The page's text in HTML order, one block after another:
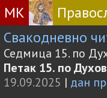
МК
Свакодневно
Седмица 15. по
Петак 15. по
19.09.2025 | дан